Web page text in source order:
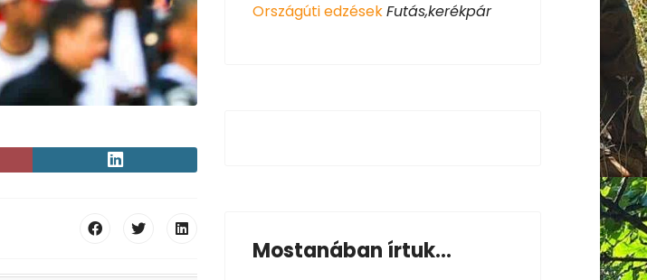
Országúti edzésekFutás,kerékpár
Mostanában írtuk...